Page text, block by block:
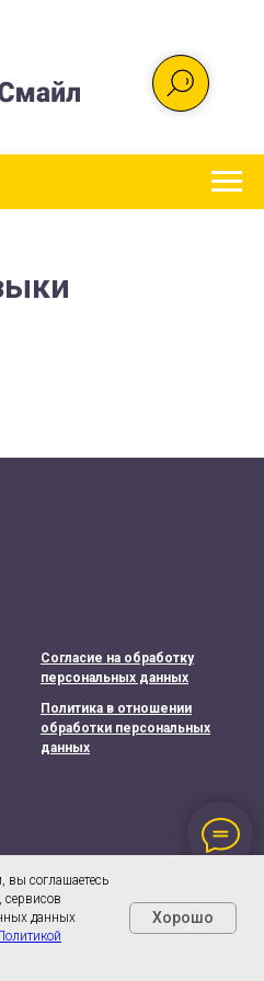
вы соглашаетесь
сервисов
данных
Хорошо
Согласие на обработку
персональных данных
Политика в отношении
обработки персональных
данных